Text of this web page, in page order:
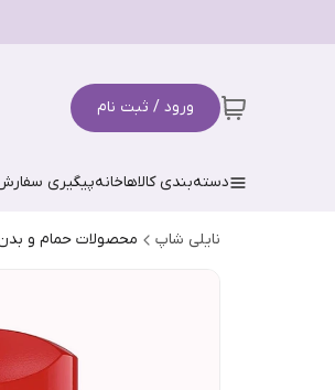
ورود / ثبت نام
دسته‌بندی کالاهاخانهپیگیری
نایلی شاپ محصولات حمام و